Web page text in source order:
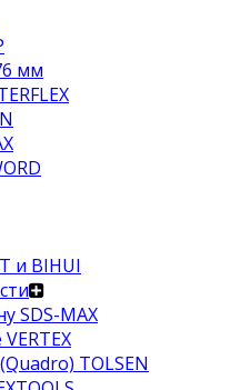
мм
и BIHUI
SDS-MAX
TOLSEN